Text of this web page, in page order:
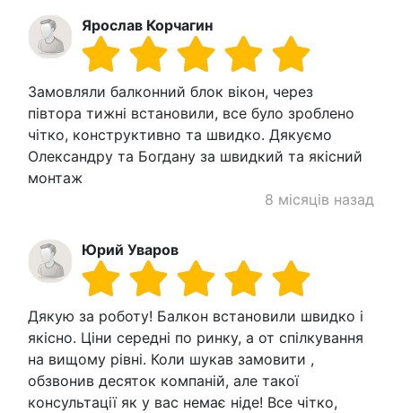
Ярослав Корчагин
Замовляли балконний блок вікон, через
півтора тижні встановили, все було зроблено
чітко, конструктивно та швидко. Дякуємо
Олександру та Богдану за швидкий та якісний
монтаж
8 місяців назад
Юрий Уваров
Дякую за роботу! Балкон встановили швидко і
якісно. Ціни середні по ринку, а от спілкування
на вищому рівні. Коли шукав замовити ,
обзвонив десяток компаній, але такої
консультації як у вас немає ніде! Все чітко,